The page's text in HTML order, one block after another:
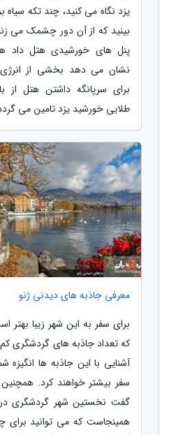
یزد نگاه می کنید، چند تکه سیاه
بینید که از آن دور چشمک می
پنل های خورشیدی هتل داد
نشان می دهد بخشی از انرژی
برای سرپانگه داشتن هتل از
طلایی خورشید یزد تامین می
معرفی جاذبه های دیدنی ژنو
برای سفر به این شهر زیبا بهتر
که تعداد جاذبه های گردشگری
آشنایی با این جاذبه ها انگیزه
سفر بیشتر خواهند کرد.
گفت نخستین شهر گردشگری
همینجاست که می توانید برای